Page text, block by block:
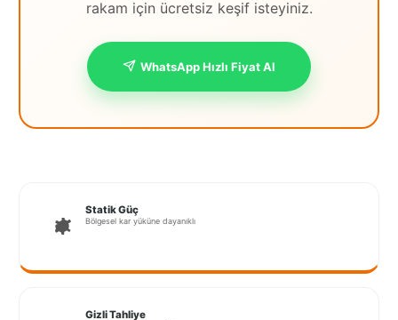
rakam için ücretsiz keşif isteyiniz.
WhatsApp Hızlı Fiyat Al
Statik Güç
Bölgesel kar yüküne dayanıklı
Gizli Tahliye
İstanbul
İstanbul
İzmir